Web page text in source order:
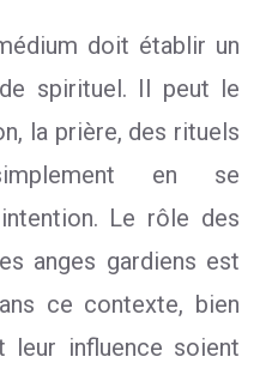
doit établir un
spirituel. Il peut le
la prière, des rituels
en se
Le rôle des
anges gardiens est
ce contexte, bien
leur influence soient